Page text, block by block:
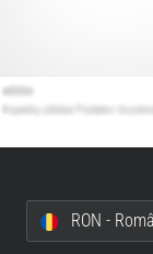
RON -